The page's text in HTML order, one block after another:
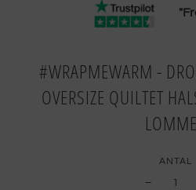
#WRAPMEWARM -
OVERSIZE QUILTET
ANTAL
−